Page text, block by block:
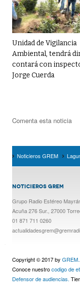
Unidad de Vigilancia
Ambiental, tendrá
contará con
Jorge Cuerda
Comenta esta noticia
Noticieros GREM
NOTICIEROS GREM
Grupo Radio Estéreo
Acuña 276 Sur., 27000
01 871 711 0260
Copyright © 2017 by GREM.
Conoce nuestrocodigo de
Defensor de audiencias.